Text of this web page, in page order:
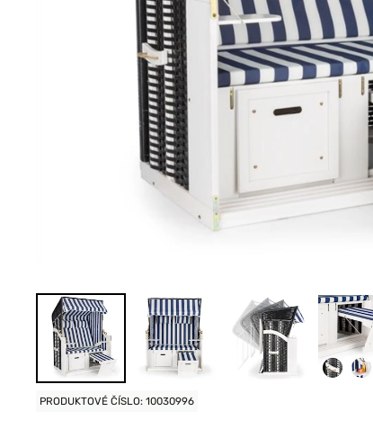
PRODUKTOVÉ ČÍSLO: 10030996